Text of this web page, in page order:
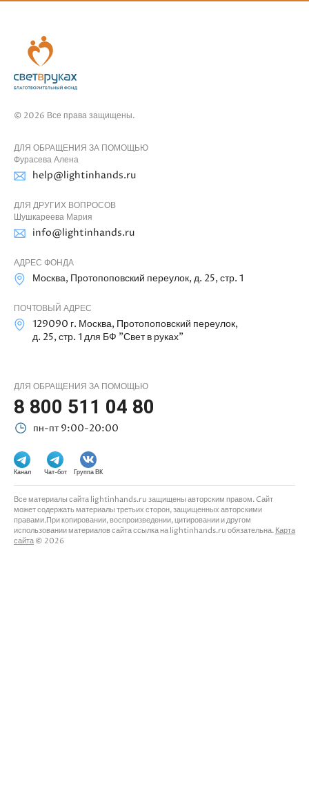
© 2026 Все права защищены.
ДЛЯ ОБРАЩЕНИЯ ЗА ПОМОЩЬЮ
Фурасева Алена
help@lightinhands.ru
ДЛЯ ДРУГИХ ВОПРОСОВ
Шушкареева Мария
info@lightinhands.ru
АДРЕС ФОНДА
Москва, Протопоповский переулок, д. 25, стр. 1
ПОЧТОВЫЙ АДРЕС
129090 г. Москва, Протопоповский переулок,
д. 25, стр. 1 для БФ "Свет в руках"
ДЛЯ ОБРАЩЕНИЯ ЗА ПОМОЩЬЮ
8 800 511 04 80
пн-пт 9:00-20:00
Канал Чат-бот Группа ВК
Все материалы сайта lightinhands.ru защищены авторским правом. Cайт
может содержать материалы третьих сторон, защищенных авторскими
правами.При копировании, воспроизведении, цитировании и другом
использовании материалов сайта ссылка на lightinhands.ru обязательна. Карта
сайта © 2026